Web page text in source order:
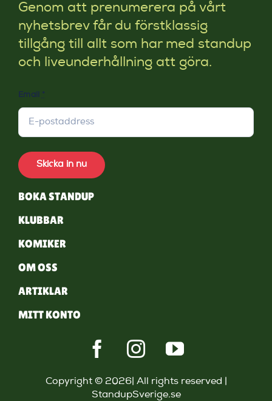
Genom att prenumerera på vårt
nyhetsbrev får du förstklassig
tillgång till allt som har med standup
och liveunderhållning att göra.
Email *
Skicka in nu
BOKA STANDUP
KLUBBAR
KOMIKER
OM OSS
ARTIKLAR
MITT KONTO
Copyright © 2026| All rights reserved |
StandupSverige.se